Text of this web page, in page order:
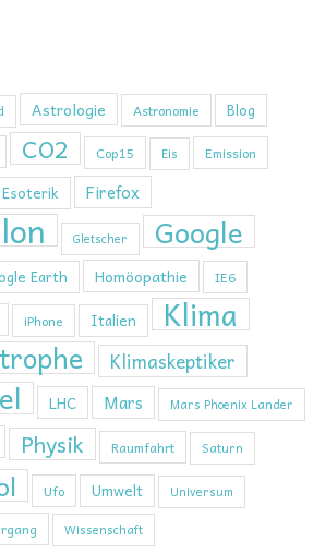
Astrologie Astronomie Blog
CO2 Cop15 Eis
Emission
Esoterik Firefox
Gletscher Google
Earth Homöopathie IE6
iPhone Italien Klima
Klimaskeptiker
LHC Mars Mars Phoenix Lander
Physik Raumfahrt Saturn
Ufo Umwelt Universum
Wissenschaft